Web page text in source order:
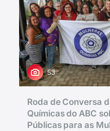
53
Roda de Conversa
Químicas do ABC
Públicas para as